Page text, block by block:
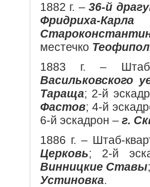
1882 г. –36-й
Фридриха-Карла
местечко
1883 г. –
Васильковского
Тараща; 2-й
Фастов; 4-й
6-й эскадрон –г.
1886 г. – Штаб-
Церковь; 2-й
Винницкие Ставы
Устиновка.